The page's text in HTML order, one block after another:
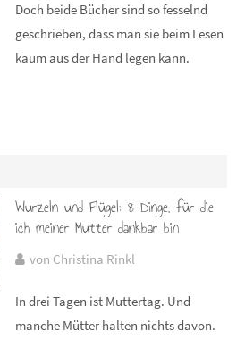
Doch beide Bücher sind so fesselnd
geschrieben, dass man sie beim Lesen
kaum aus der Hand legen kann.
Wurzeln und Flügel: 8 Dinge, für die
ich meiner Mutter dankbar bin
von Christina Rinkl
In drei Tagen ist Muttertag. Und
manche Mütter halten nichts davon.